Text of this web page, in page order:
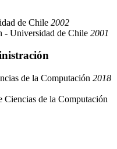
de Chile 2002
- Universidad de Chile 2001
de la Computación 2018
Ciencias de la Computación